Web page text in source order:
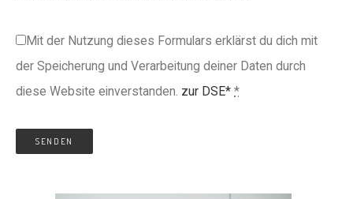
Mit der Nutzung dieses Formulars erklärst du dich mit
der Speicherung und Verarbeitung deiner Daten durch
diese Website einverstanden. zur DSE* *